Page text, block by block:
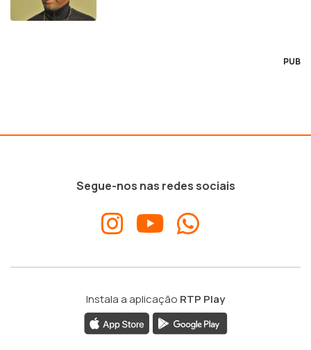
PUB
Segue-nos nas redes sociais
Instala a aplicação RTP Play